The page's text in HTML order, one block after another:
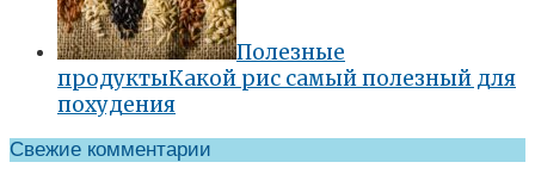
Полезные
продуктыКакой рис самый полезный для
похудения
Свежие комментарии